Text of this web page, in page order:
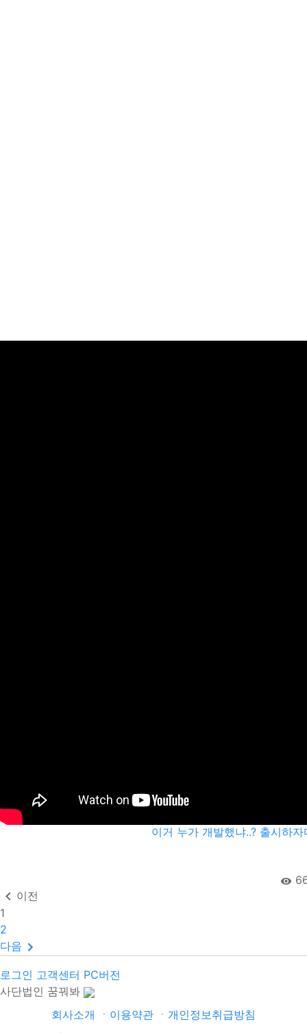
이거 누가 개발했냐..? 출시하
이전
1
2
다음
로그인 고객센터 PC버전
사단법인 꿈꿔봐
회사소개 ㆍ 이용약관 ㆍ 개인정보취급방침